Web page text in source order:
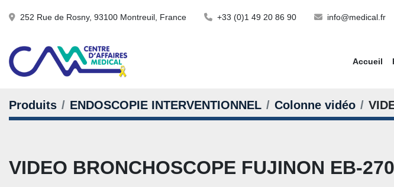
252 Rue de Rosny, 93100 Montreuil, France +33 (0)1 49 20 86 90 info@medical.fr
Accueil
Produits ENDOSCOPIE INTERVENTIONNEL Colonne vidéo
VIDEO BRONCHOSCOPE FUJINON EB-